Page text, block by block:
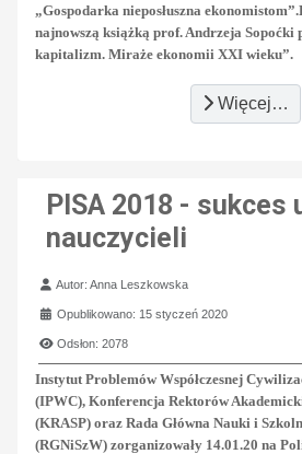
„Gospodarka nieposłuszna
najnowszą książką prof. Andrzeja Sopoćki
kapitalizm. Miraże ekonomii XXI wieku”.
Więcej…
PISA 2018 - sukces
nauczycieli
Szczegóły
Autor:Anna Leszkowska
Opublikowano: 15 styczeń 2020
Odsłon: 2078
Instytut Problemów Współczesnej
(IPWC), Konferencja Rektorów
(KRASP) oraz Rada Główna Nauki i
(RGNiSzW) zorganizowały 14.01.20 na